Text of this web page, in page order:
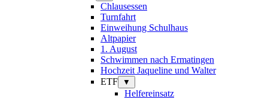
Chlausessen
Turnfahrt
Einweihung Schulhaus
Altpapier
1. August
Schwimmen nach Ermatingen
Hochzeit Jaqueline und Walter
ETF
▼
Helfereinsatz